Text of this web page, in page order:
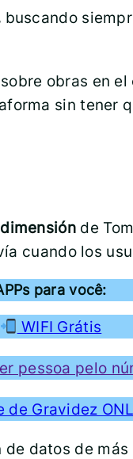
buscando
sobre obras en
sin tener
de
cuando los
para você:
WIFI Grátis
pessoa pelo
de Gravidez
datos de